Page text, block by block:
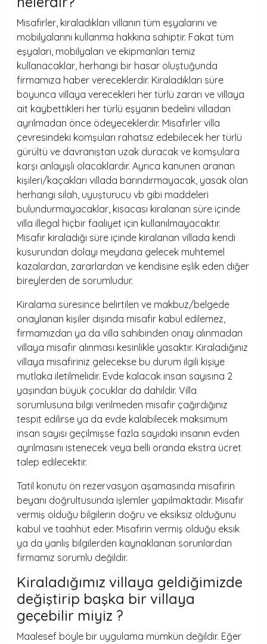
Misafirler, kiraladıkları villanın tüm eşyalarını ve
mobilyalarını kullanma hakkına sahiptir. Fakat tüm
eşyaları, mobilyaları ve ekipmanları temiz
kullanacaklar, herhangi bir hasar oluştuğunda
firmamıza haber vereceklerdir. Kiraladıkları süre
boyunca villaya verecekleri her türlü zararı ve villaya
ait kaybettikleri her türlü eşyanın bedelini villadan
ayrılmadan önce ödeyeceklerdir. Misafirler villa
çevresindeki komşuları rahatsız edebilecek her türlü
gürültü ve davranıştan uzak duracak ve komşulara
karşı anlayışlı olacaklardır. Ayrıca kanunen aranan
kişileri/kaçakları villada barındırmayacak, yasak olan
herhangi silah, uyuşturucu vb gibi maddeleri
bulundurmayacaklar, kısacası kiralanan süre içinde
villa illegal hiçbir faaliyet için kullanılmayacaktır.
Misafir kiraladığı süre içinde kiralanan villada kendi
kusurundan dolayı meydana gelecek muhtemel
kazalardan, zararlardan ve kendisine eşlik eden diğer
bireylerden de sorumludur.
Kiralama süresince belirtilen ve makbuz/belgede
onaylanan kişiler dışında misafir kabul edilemez,
firmamızdan ya da villa sahibinden onay alınmadan
villaya misafir alınması kesinlikle yasaktır. Kiraladığınız
villaya misafiriniz gelecekse bu durum ilgili kişiye
mutlaka iletilmelidir. Evde kalacak insan sayısına 2
yaşından büyük çocuklar da dahildir. Villa
sorumlusuna bilgi verilmeden misafir çağırdığınız
tespit edilirse ya da evde kalabilecek maksimum
insan sayısı geçilmişse fazla sayıdaki insanın evden
ayrılmasını istenecek veya belli oranda ekstra ücret
talep edilecektir.
Tatil konutu ön rezervasyon aşamasında misafirin
beyanı doğrultusunda işlemler yapılmaktadır. Misafir
vermiş olduğu bilgilerin doğru ve eksiksiz olduğunu
kabul ve taahhüt eder. Misafirin vermiş olduğu eksik
ya da yanlış bilgilerden kaynaklanan sorunlardan
firmamız sorumlu değildir.
Kiraladığımız villaya geldiğimizde
değiştirip başka bir villaya
geçebilir miyiz ?
Maalesef böyle bir uygulama mümkün değildir. Eğer